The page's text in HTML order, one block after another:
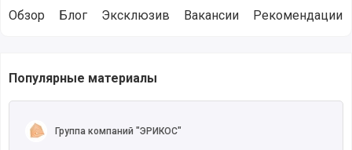
Обзор Блог Эксклюзив Вакансии Рекомендации
Популярные материалы
Группа компаний "ЭРИКОС"